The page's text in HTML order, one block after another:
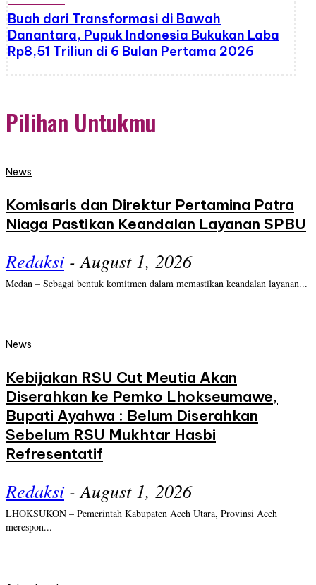
Buah dari Transformasi di Bawah
Danantara, Pupuk Indonesia Bukukan Laba
Rp8,51 Triliun di 6 Bulan Pertama 2026
Pilihan Untukmu
News
Komisaris dan Direktur Pertamina Patra
Niaga Pastikan Keandalan Layanan SPBU
Redaksi - August 1, 2026
Medan – Sebagai bentuk komitmen dalam memastikan keandalan layanan...
News
Kebijakan RSU Cut Meutia Akan
Diserahkan ke Pemko Lhokseumawe,
Bupati Ayahwa : Belum Diserahkan
Sebelum RSU Mukhtar Hasbi
Refresentatif
Redaksi - August 1, 2026
LHOKSUKON – Pemerintah Kabupaten Aceh Utara, Provinsi Aceh
merespon...